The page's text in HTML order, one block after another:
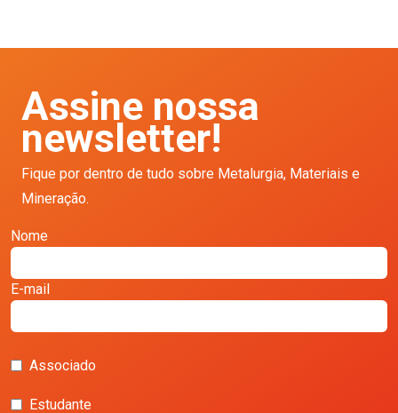
Assine nossa
newsletter!
Fique por dentro de tudo sobre Metalurgia, Materiais e
Mineração.
Nome
E-mail
Associado
Estudante